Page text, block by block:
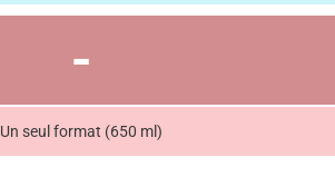
-
Un seul format (650 ml)